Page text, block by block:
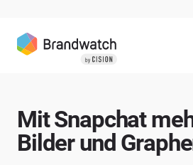
Mit Snapchat
Bilder und